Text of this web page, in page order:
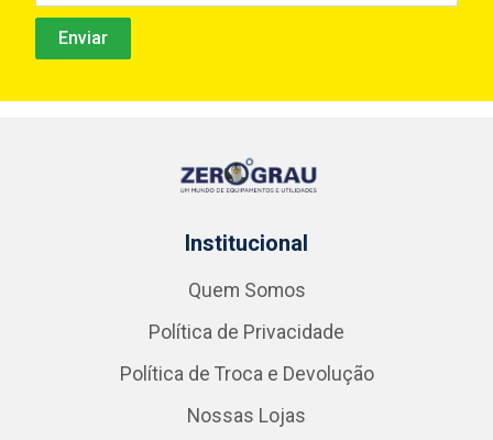
Institucional
Quem Somos
Política de Privacidade
Política de Troca e Devolução
Nossas Lojas